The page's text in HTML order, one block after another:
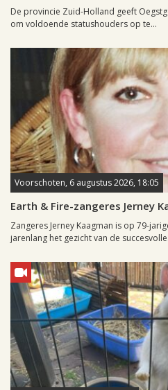
De provincie Zuid-Holland geeft
om voldoende statushouders op te...
Voorschoten, 6 augustus 2026, 18:05
Earth & Fire-zangeres Jerney
Zangeres Jerney Kaagman is op 79-
jarenlang het gezicht van de